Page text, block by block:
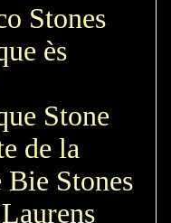
Stones
ès
Stone
de la
Bie Stones